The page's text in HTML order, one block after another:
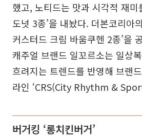
했고, 노티드는 맛과 시각적 재미
도넛 3종’을 내놨다. 더본코리아
커스터드 크림 바움쿠헨 2종’을
캐주얼 브랜드 일꼬르소는 일상
흐려지는 트렌드를 반영해 브랜
라인 ‘CRS(City Rhythm &
버거킹 ‘롱치킨버거’